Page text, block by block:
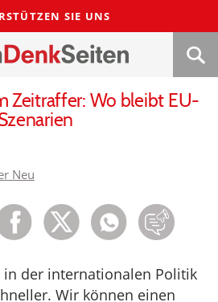
SIE UNS
Zeitraffer: Wo bleibt EU-
Neu
in der internationalen Politik
Wir können einen